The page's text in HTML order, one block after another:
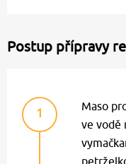
Postup přípravy
1
Maso
ve vodě